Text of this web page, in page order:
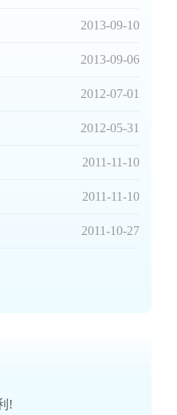
2013-09-10
2013-09-06
2012-07-01
2012-05-31
2011-11-10
2011-11-10
2011-10-27
!